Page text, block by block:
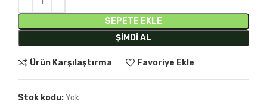
SEPETE EKLE
ŞIMDI AL
Ürün Karşılaştırma Favoriye Ekle
Stok kodu:Yok